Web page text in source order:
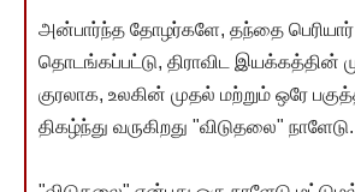
அன்பார்ந்த தோழர்களே, தந்தை
தொடங்கப்பட்டு, திராவிட இயக்கத்தின்
குரலாக, உலகின் முதல் மற்றும் ஒரே
திகழ்ந்து வருகிறது "விடுதலை" நாளேடு.